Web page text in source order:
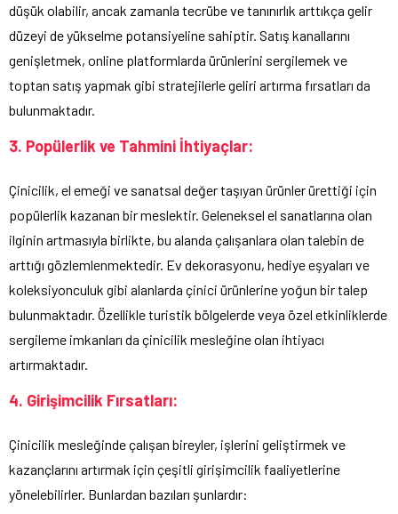
düşük olabilir, ancak zamanla tecrübe ve tanınırlık arttıkça gelir
düzeyi de yükselme potansiyeline sahiptir. Satış kanallarını
genişletmek, online platformlarda ürünlerini sergilemek ve
toptan satış yapmak gibi stratejilerle geliri artırma fırsatları da
bulunmaktadır.
3. Popülerlik ve Tahmini İhtiyaçlar:
Çinicilik, el emeği ve sanatsal değer taşıyan ürünler ürettiği için
popülerlik kazanan bir meslektir. Geleneksel el sanatlarına olan
ilginin artmasıyla birlikte, bu alanda çalışanlara olan talebin de
arttığı gözlemlenmektedir. Ev dekorasyonu, hediye eşyaları ve
koleksiyonculuk gibi alanlarda çinici ürünlerine yoğun bir talep
bulunmaktadır. Özellikle turistik bölgelerde veya özel etkinliklerde
sergileme imkanları da çinicilik mesleğine olan ihtiyacı
artırmaktadır.
4. Girişimcilik Fırsatları:
Çinicilik mesleğinde çalışan bireyler, işlerini geliştirmek ve
kazançlarını artırmak için çeşitli girişimcilik faaliyetlerine
yönelebilirler. Bunlardan bazıları şunlardır: